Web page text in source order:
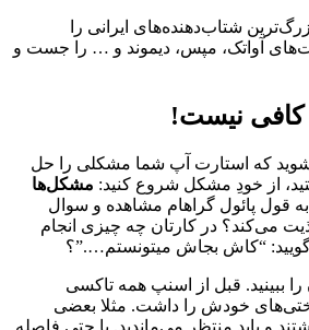
شتاب‌دهنده‌های ایرانی را
آواتک، مپس، دیموند و … را جست و
کافی نیست!
شوید که استارت آپ شما مشکلی را حل
از خودِ مشکل شروع کنید: مشکل‌ها
قول پائول گراهام مشاهده و سوال
می‌کند؟ در کارتان چه چیزی انجام
“کاش بجاش میتونستم….”؟
ببینید. قبل از اسنپ همه تاکسی
خودش را داشت. مثلا بعضی
و باید منتظر می‌ماندید. یا حتی فاصله